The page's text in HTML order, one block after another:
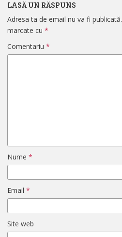
LASĂ UN RĂSPUNS
Adresa ta de email nu va fi publicată.
marcate cu *
Comentariu *
Nume *
Email *
Site web